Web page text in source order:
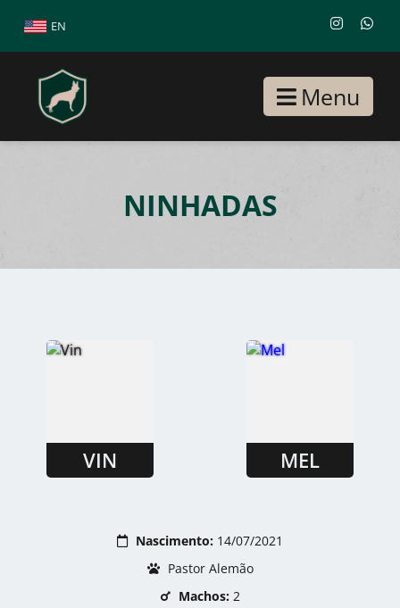
EN
Menu
NINHADAS
VIN MEL
Nascimento: 14/07/2021
Pastor Alemão
Machos:2